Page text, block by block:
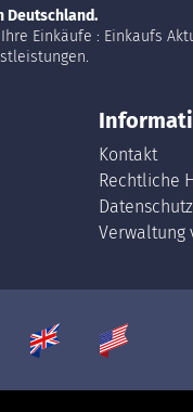
Deutschland.
Einkäufe : Einkaufs
Kontakt
Rechtliche
Verwaltung